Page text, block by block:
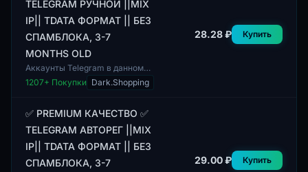
TELEGRAM РУЧНОЙ ||MIX
IP|| TDATA ФОРМАТ || БЕЗ
СПАМБЛОКА, 3-7
MONTHS OLD
Аккаунты Telegram в данном
предложении обладают
высоким качеством и
пользователей, ищущих
1207+ Покупки Dark.Shopping
28.28 ₽ Купить
✅ PREMIUM КАЧЕСТВО ✅
TELEGRAM АВТОРЕГ ||MIX
IP|| TDATA ФОРМАТ || БЕЗ
СПАМБЛОКА, 3-7
29.00 ₽ Купить